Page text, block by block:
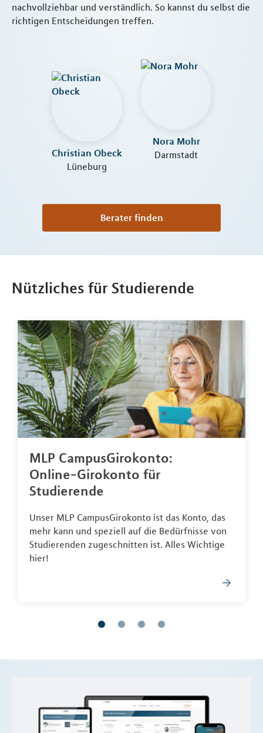
Christian Obeck
Lüneburg
Nora Mohr
Darmstadt
Berater finden
nachvollziehbar und verständlich. So kannst du selbst die
richtigen Entscheidungen treffen.
Nützliches für Studierende
MLP CampusGirokonto:
Online-Girokonto für
Studierende
Unser MLP CampusGirokonto ist das Konto, das
mehr kann und speziell auf die Bedürfnisse von
Studierenden zugeschnitten ist. Alles Wichtige
hier!